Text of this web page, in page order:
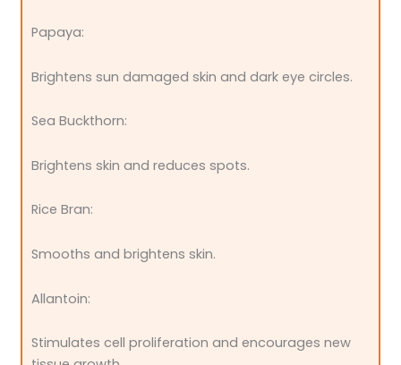
Papaya:
Brightens sun damaged skin and dark eye circles.
Sea Buckthorn:
Brightens skin and reduces spots.
Rice Bran:
Smooths and brightens skin.
Allantoin:
Stimulates cell proliferation and encourages new